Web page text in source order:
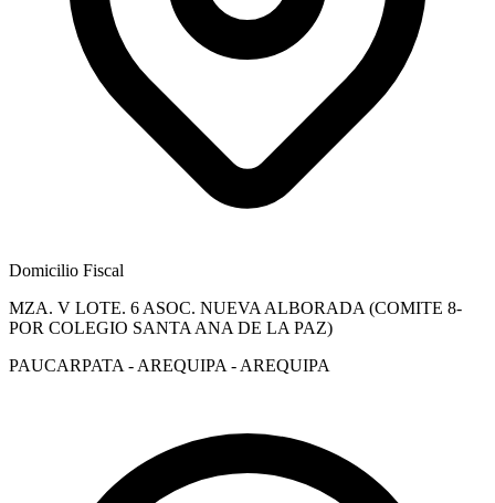
Domicilio Fiscal
MZA. V LOTE. 6 ASOC. NUEVA ALBORADA (COMITE 8-
POR COLEGIO SANTA ANA DE LA PAZ)
PAUCARPATA - AREQUIPA - AREQUIPA